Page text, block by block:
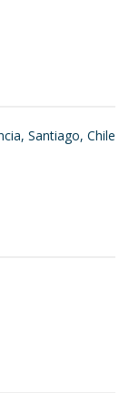
Santiago, Chile